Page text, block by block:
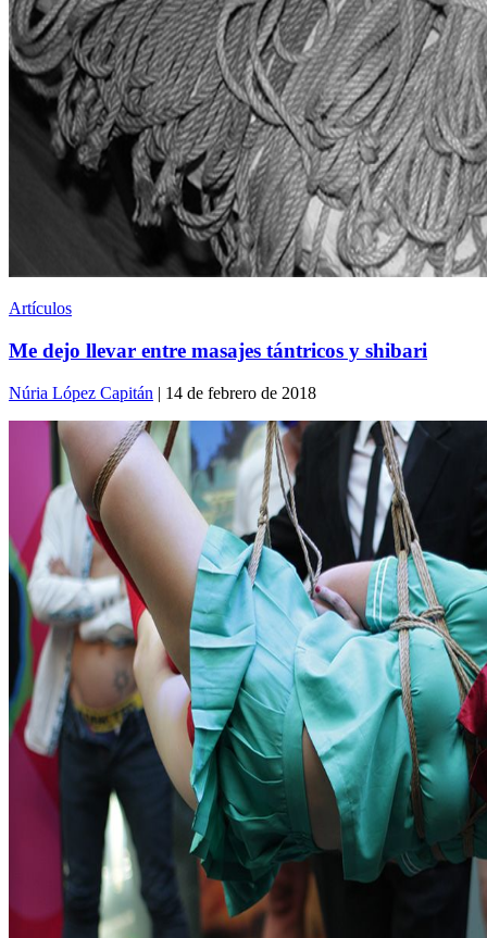
Artículos
Me dejo llevar entre masajes tántricos y shibari
Núria López Capitán | 14 de febrero de 2018